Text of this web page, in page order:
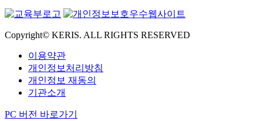
Copyright© KERIS. ALL RIGHTS RESERVED
이용약관
개인정보처리방침
개인정보 재동의
기관소개
PC 버전 바로가기